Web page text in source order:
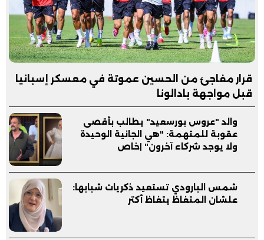
قرار مفاجئ من الحسين عموتة في معسكر إسبانيا
قبل مواجهة بادالونا
والد "عروس بورسعيد" يطالب بأقصى
عقوبة للمتهمة: "هي الجانية الوحيدة
ولا يوجد شركاء آخرون" |خاص
شمس البارودي تستعيد ذكريات شبابها:
علشان المتغاظ يتغاظ أكتر